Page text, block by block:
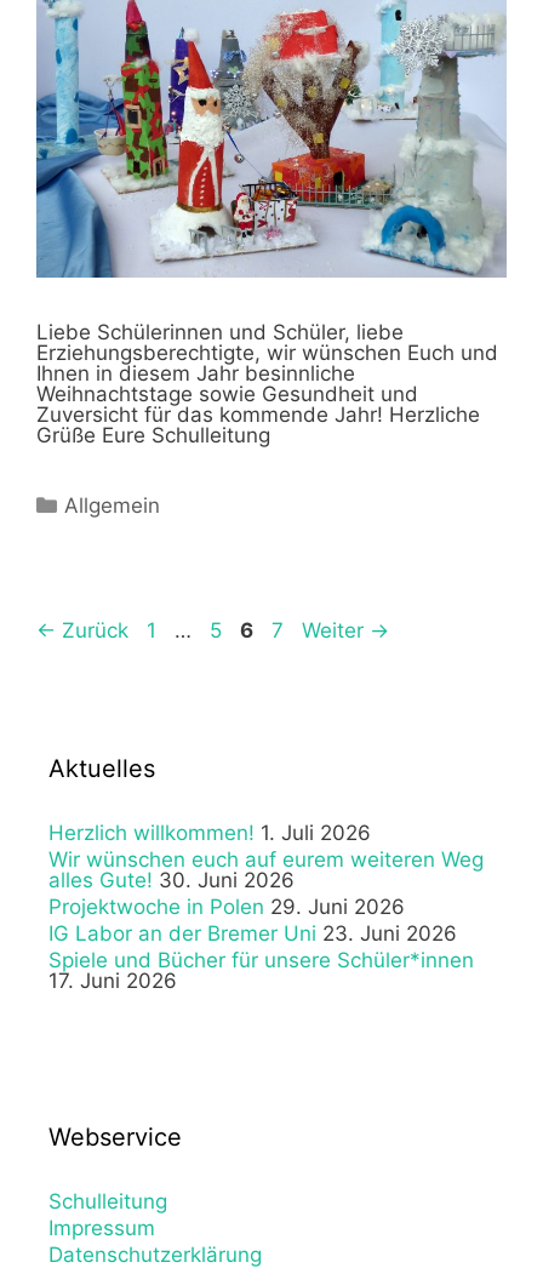
Liebe Schülerinnen und Schüler, liebe
Erziehungsberechtigte, wir wünschen Euch und
Ihnen in diesem Jahr besinnliche
Weihnachtstage sowie Gesundheit und
Zuversicht für das kommende Jahr! Herzliche
Grüße Eure Schulleitung
Kategorien
Allgemein
← Zurück Seite
1 … Seite
5 Seite
6 Seite
7 Weiter →
Aktuelles
Herzlich willkommen! 1. Juli 2026
Wir wünschen euch auf eurem weiteren Weg
alles Gute! 30. Juni 2026
Projektwoche in Polen 29. Juni 2026
IG Labor an der Bremer Uni 23. Juni 2026
Spiele und Bücher für unsere Schüler*innen
17. Juni 2026
Webservice
Schulleitung
Impressum
Datenschutzerklärung